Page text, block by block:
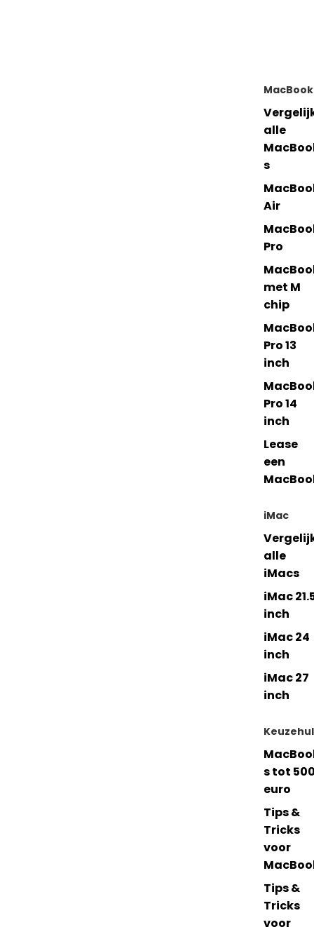
MacBook
alle
s
Air
Pro
met M
chip
Pro 13
inch
Pro 14
inch
Lease
een
iMac
alle
iMacs
iMac
inch
iMac 24
inch
iMac 27
inch
s tot
euro
Tips &
Tricks
voor
Tips &
Tricks
voor